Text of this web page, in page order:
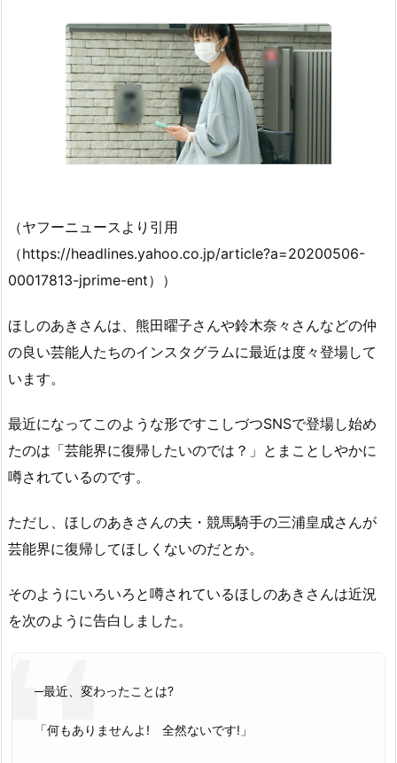
（ヤフーニュースより引用
（https://headlines.yahoo.co.jp/article?a=20200506-
00017813-jprime-ent））
ほしのあきさんは、熊田曜子さんや鈴木奈々さんなどの仲
の良い芸能人たちのインスタグラムに最近は度々登場して
います。
最近になってこのような形ですこしづつSNSで登場し始め
たのは「芸能界に復帰したいのでは？」とまことしやかに
噂されているのです。
ただし、ほしのあきさんの夫・競馬騎手の三浦皇成さんが
芸能界に復帰してほしくないのだとか。
そのようにいろいろと噂されているほしのあきさんは近況
を次のように告白しました。
─最近、変わったことは?
「何もありませんよ! 全然ないです!」